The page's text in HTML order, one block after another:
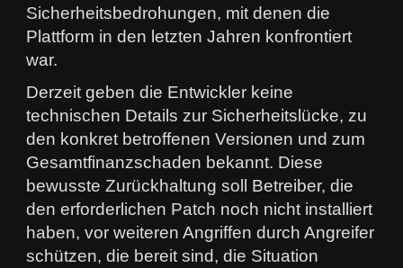
Sicherheitsbedrohungen, mit denen die
Plattform in den letzten Jahren konfrontiert
war.
Derzeit geben die Entwickler keine
technischen Details zur Sicherheitslücke, zu
den konkret betroffenen Versionen und zum
Gesamtfinanzschaden bekannt. Diese
bewusste Zurückhaltung soll Betreiber, die
den erforderlichen Patch noch nicht installiert
haben, vor weiteren Angriffen durch Angreifer
schützen, die bereit sind, die Situation